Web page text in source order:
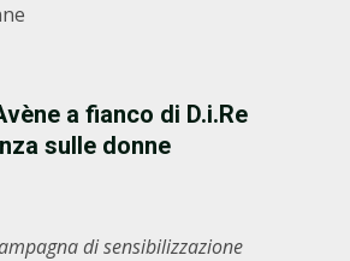
a fianco di D.i.Re
sulle donne
di sensibilizzazione